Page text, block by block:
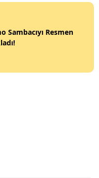
Sambacıyı Resmen